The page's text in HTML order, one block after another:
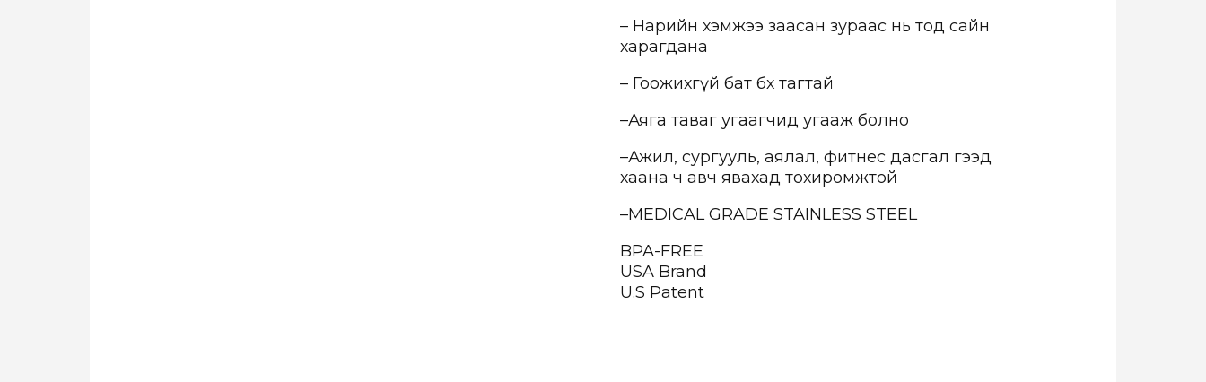
– Нарийн хэмжээ заасан зураас нь тод сайн
харагдана
– Гоожихгүй бат бөх тагтай
–Аяга таваг угаагчид угааж болно
–Ажил, сургууль, аялал, фитнес дасгал гээд
хаана ч авч явахад тохиромжтой
–MEDICAL GRADE STAINLESS STEEL
BPA-FREE
USA Brand
U.S Patent